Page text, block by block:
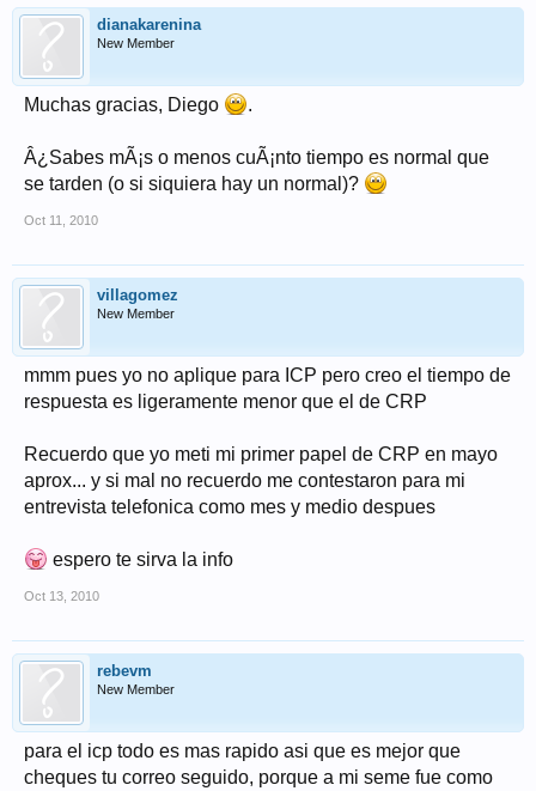
dianakarenina
New Member
Muchas gracias, Diego .
Â¿Sabes mÃ¡s o menos cuÃ¡nto tiempo es normal que
se tarden (o si siquiera hay un normal)?
Oct 11, 2010
villagomez
New Member
mmm pues yo no aplique para ICP pero creo el tiempo de
respuesta es ligeramente menor que el de CRP
Recuerdo que yo meti mi primer papel de CRP en mayo
aprox... y si mal no recuerdo me contestaron para mi
entrevista telefonica como mes y medio despues
espero te sirva la info
Oct 13, 2010
rebevm
New Member
para el icp todo es mas rapido asi que es mejor que
cheques tu correo seguido, porque a mi seme fue como